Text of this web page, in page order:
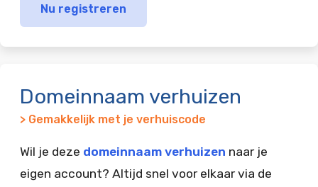
Nu registreren
Domeinnaam verhuizen
> Gemakkelijk met je verhuiscode
Wil je deze domeinnaam verhuizen naar je
eigen account? Altijd snel voor elkaar via de